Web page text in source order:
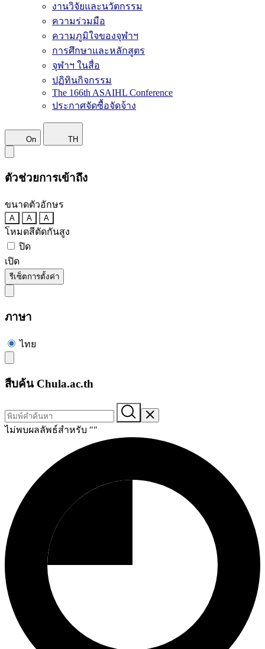
งานวิจัยและนวัตกรรม
ความร่วมมือ
ความภูมิใจของจุฬาฯ
การศึกษาและหลักสูตร
จุฬาฯ ในสื่อ
ปฏิทินกิจกรรม
The 166th ASAIHL Conference
ประกาศจัดซื้อจัดจ้าง
On TH
ตัวช่วยการเข้าถึง
ขนาดตัวอักษร
A A A
โหมดสีตัดกันสูง
ปิด
เปิด
รีเซ็ตการตั้งค่า
ภาษา
ไทย
สืบค้น Chula.ac.th
ไม่พบผลลัพธ์สำหรับ ""